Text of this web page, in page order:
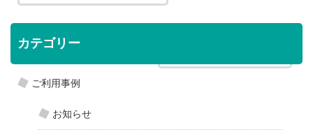
カテゴリー
ご利用事例
お知らせ